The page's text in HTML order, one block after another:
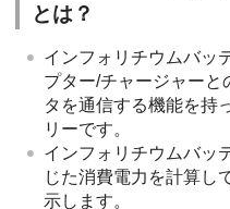
とは？
インフォリチウムバッ
プター/チャージャーと
タを通信する機能を持
リーです。
インフォリチウムバッ
じた消費電力を計算し
示します。